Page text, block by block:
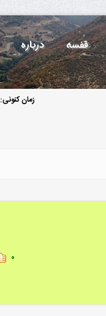
قفسه درباره
زمان کنونی:
۰